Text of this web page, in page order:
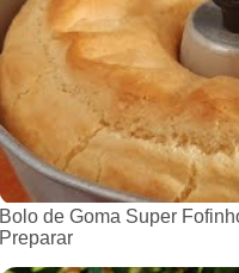
Bolo de Goma Super
Preparar